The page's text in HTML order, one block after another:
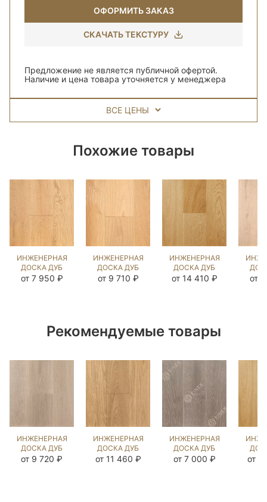
ОФОРМИТЬ ЗАКАЗ
СКАЧАТЬ ТЕКСТУРУ
Предложение не является публичной офертой.
Наличие и цена товара уточняется у менеджера
ВСЕ ЦЕНЫ
Похожие товары
ИНЖЕНЕРНАЯ
ДОСКА ДУБ
UNFINISHED
от 7 950 ₽
ИНЖЕНЕРНАЯ
ДОСКА ДУБ
КАННА
от 9 710 ₽
ИНЖЕНЕРНАЯ
ДОСКА ДУБ
ГЕНТЛ NEW
от 14 410 ₽ от
Рекомендуемые товары
ИНЖЕНЕРНАЯ
ДОСКА ДУБ
МИЛТА
от 9 720 ₽
ИНЖЕНЕРНАЯ
ДОСКА ДУБ
UNFINISHED
от 11 460 ₽
ИНЖЕНЕРНАЯ
ДОСКА ДУБ
ВИКСБУРГ
от 7 000 ₽ от